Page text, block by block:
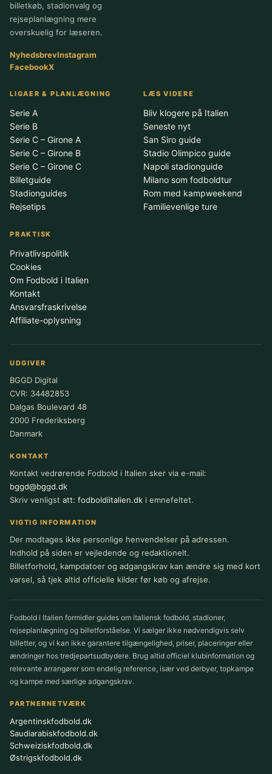
billetkøb, stadionvalg og
rejseplanlægning mere
overskuelig for læseren.
NyhedsbrevInstagram
FacebookX
LIGAER & PLANLÆGNING
Serie A
Serie B
Serie C – Girone A
Serie C – Girone B
Serie C – Girone C
Billetguide
Stadionguides
Rejsetips
LÆS VIDERE
Bliv klogere på Italien
Seneste nyt
San Siro guide
Stadio Olimpico guide
Napoli stadionguide
Milano som fodboldtur
Rom med kampweekend
Familievenlige ture
PRAKTISK
Privatlivspolitik
Cookies
Om Fodbold i Italien
Kontakt
Ansvarsfraskrivelse
Affiliate-oplysning
UDGIVER
BGGD Digital
CVR: 34482853
Dalgas Boulevard 48
2000 Frederiksberg
Danmark
KONTAKT
Kontakt vedrørende Fodbold i Italien sker via e-mail:
bggd@bggd.dk
Skriv venligst att: fodboldiitalien.dk i emnefeltet.
VIGTIG INFORMATION
Der modtages ikke personlige henvendelser på adressen.
Indhold på siden er vejledende og redaktionelt.
Billetforhold, kampdatoer og adgangskrav kan ændre sig med kort
varsel, så tjek altid officielle kilder før køb og afrejse.
Fodbold i Italien formidler guides om italiensk fodbold, stadioner,
rejseplanlægning og billetforståelse. Vi sælger ikke nødvendigvis selv
billetter, og vi kan ikke garantere tilgængelighed, priser, placeringer eller
ændringer hos tredjepartsudbydere. Brug altid officiel klubinformation og
relevante arrangører som endelig reference, især ved derbyer, topkampe
og kampe med særlige adgangskrav.
PARTNERNETVÆRK
Argentinskfodbold.dk
Saudiarabiskfodbold.dk
Schweiziskfodbold.dk
Østrigskfodbold.dk